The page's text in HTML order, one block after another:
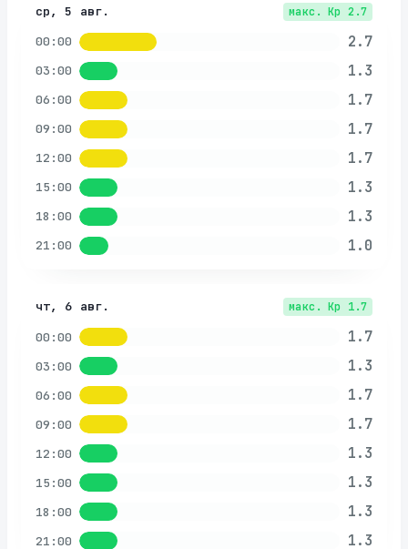
ср, 5 авг. макс. Kp 2.7
00:00 2.7
03:00 1.3
06:00 1.7
09:00 1.7
12:00 1.7
15:00 1.3
18:00 1.3
21:00 1.0
чт, 6 авг. макс. Kp 1.7
00:00 1.7
03:00 1.3
06:00 1.7
09:00 1.7
12:00 1.3
15:00 1.3
18:00 1.3
21:00 1.3